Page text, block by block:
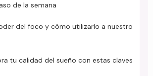
de la semana
del foco y cómo utilizarlo a nuestro
tu calidad del sueño con estas claves